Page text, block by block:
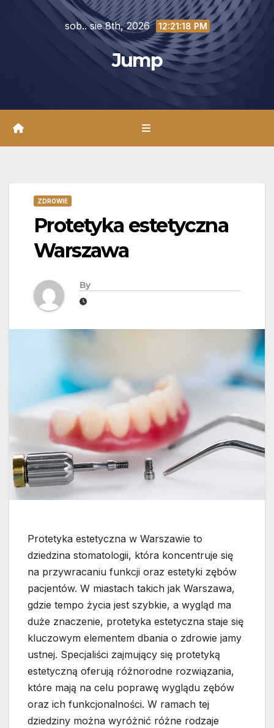
sob.. sie 8th, 2026 12:21:20 PM
Jump
ZDROWIE
Protetyka estetyczna
Warszawa
By
Protetyka estetyczna w Warszawie to
dziedzina stomatologii, która koncentruje się
na przywracaniu funkcji oraz estetyki zębów
pacjentów. W miastach takich jak Warszawa,
gdzie tempo życia jest szybkie, a wygląd ma
duże znaczenie, protetyka estetyczna staje się
kluczowym elementem dbania o zdrowie jamy
ustnej. Specjaliści zajmujący się protetyką
estetyczną oferują różnorodne rozwiązania,
które mają na celu poprawę wyglądu zębów
oraz ich funkcjonalności. W ramach tej
dziedziny można wyróżnić różne rodzaje